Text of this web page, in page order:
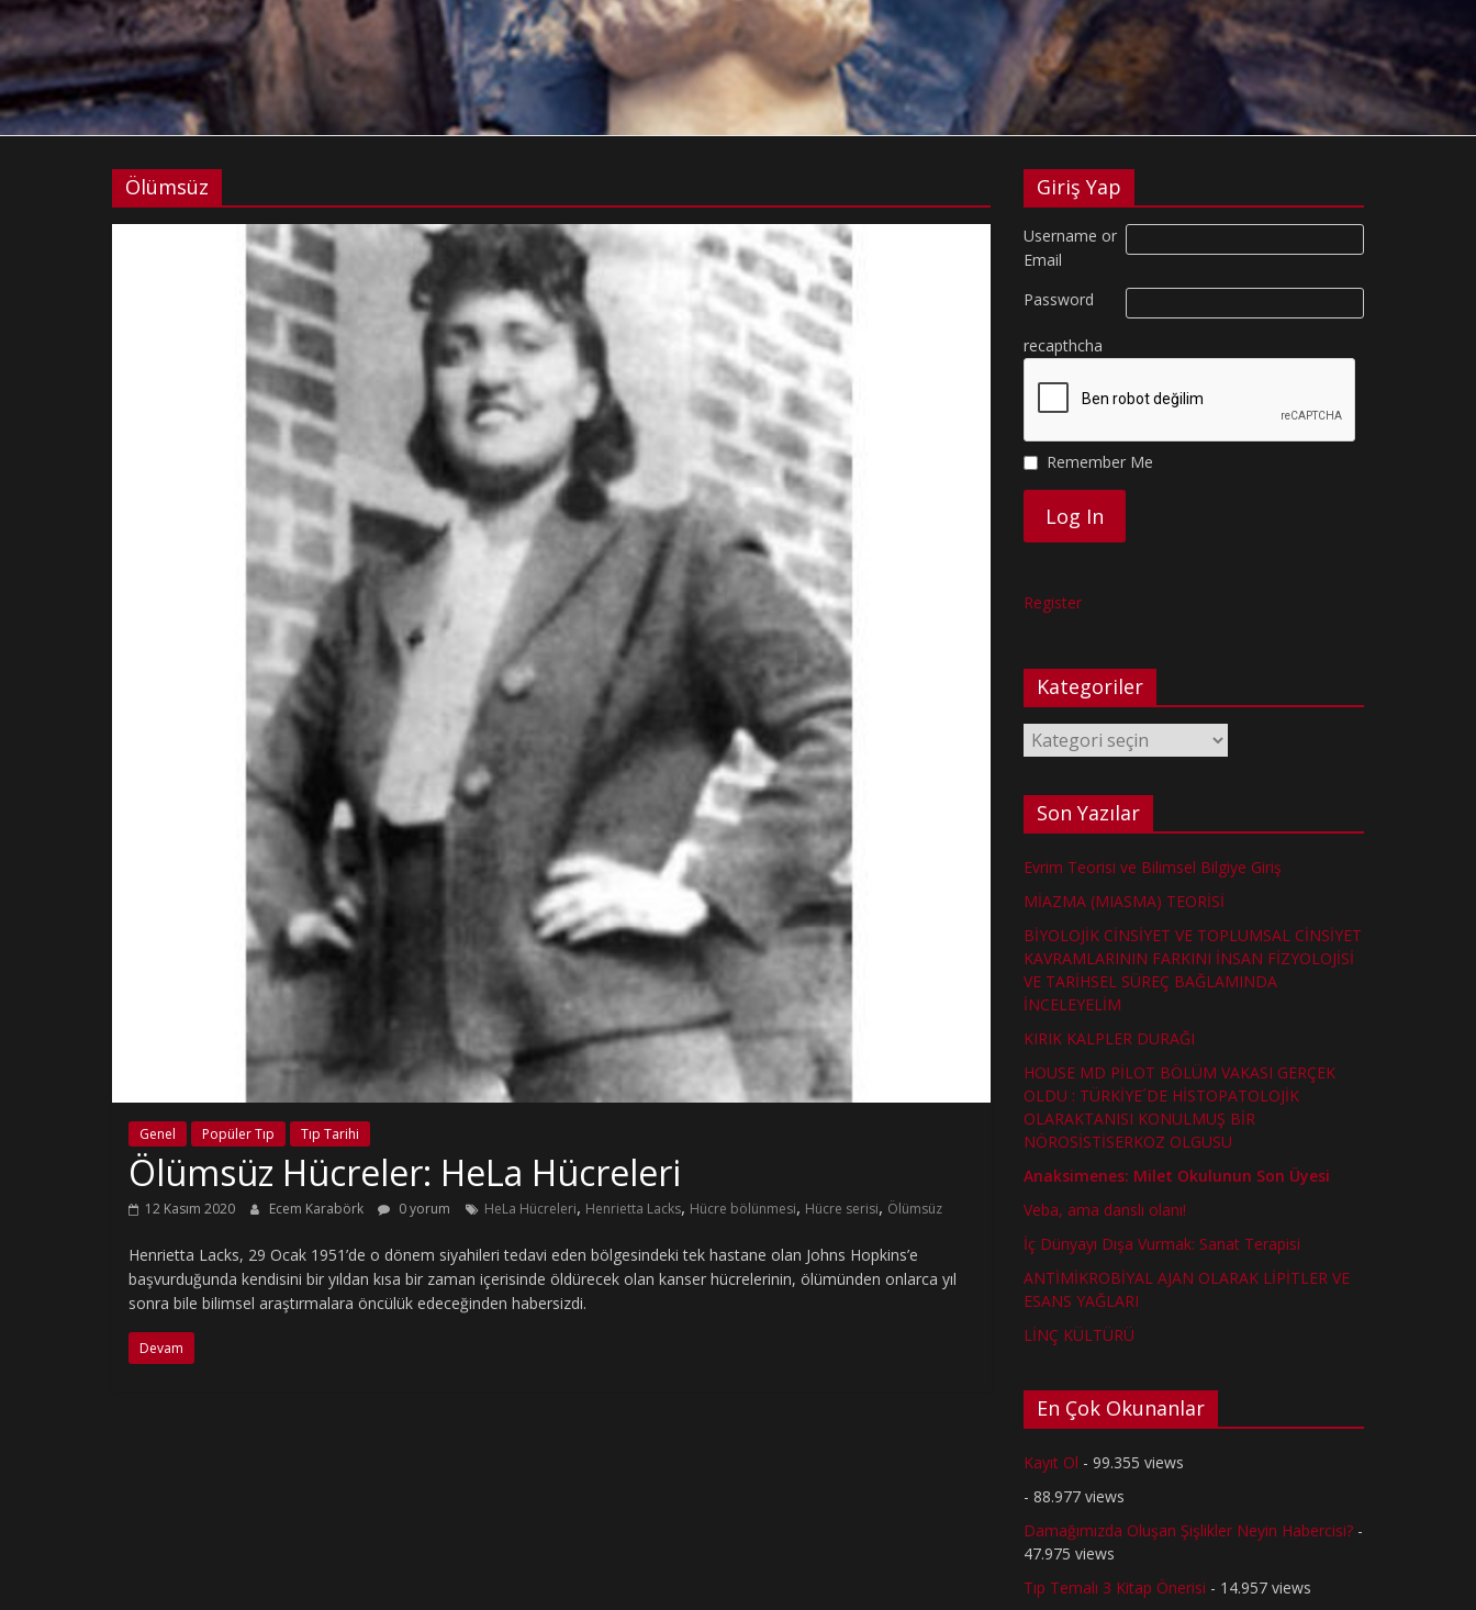
Ölümsüz
Genel Popüler Tıp Tıp Tarihi
Ölümsüz Hücreler: HeLa Hücreleri
12 Kasım 2020 Ecem Karabörk 0 yorum HeLa Hücreleri, Henrietta Lacks, Hücre bölünmesi, Hücre serisi, Ölümsüz
Henrietta Lacks, 29 Ocak 1951’de o dönem siyahileri tedavi eden bölgesindeki tek hastane olan Johns Hopkins’e
başvurduğunda kendisini bir yıldan kısa bir zaman içerisinde öldürecek olan kanser hücrelerinin, ölümünden onlarca yıl
sonra bile bilimsel araştırmalara öncülük edeceğinden habersizdi.
Devam
Giriş Yap
Username or
Email
Password
recapthcha
Remember Me
Register
Kategoriler
Kategoriler
Son Yazılar
Evrim Teorisi ve Bilimsel Bilgiye Giriş
MİAZMA (MIASMA) TEORİSİ
BİYOLOJİK CİNSİYET VE TOPLUMSAL CİNSİYET
KAVRAMLARININ FARKINI İNSAN FİZYOLOJİSİ
VE TARİHSEL SÜREÇ BAĞLAMINDA
İNCELEYELİM
KIRIK KALPLER DURAĞI
HOUSE MD PİLOT BÖLÜM VAKASI GERÇEK
OLDU : TÜRKİYE´DE HİSTOPATOLOJİK
OLARAKTANISI KONULMUŞ BİR
NÖROSİSTİSERKOZ OLGUSU
Anaksimenes: Milet Okulunun Son Üyesi
Veba, ama danslı olanı!
İç Dünyayı Dışa Vurmak: Sanat Terapisi
ANTİMİKROBİYAL AJAN OLARAK LİPİTLER VE
ESANS YAĞLARI
LİNÇ KÜLTÜRÜ
En Çok Okunanlar
Kayıt Ol - 99.355 views
- 88.977 views
Damağımızda Oluşan Şişlikler Neyin Habercisi? -
47.975 views
Tıp Temalı 3 Kitap Önerisi - 14.957 views